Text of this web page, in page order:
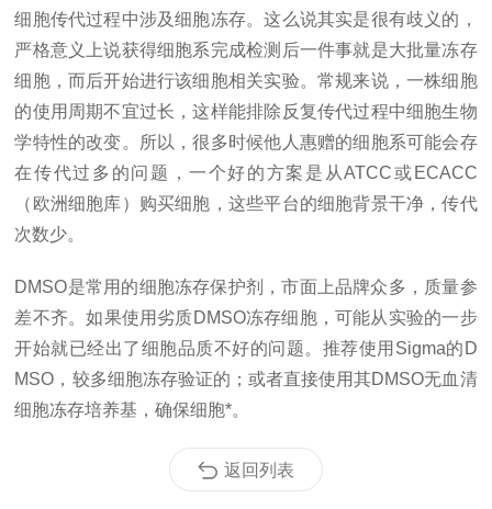
细胞传代过程中涉及细胞冻存。这么说其实是很有歧义的，
严格意义上说获得细胞系完成检测后一件事就是大批量冻存
细胞，而后开始进行该细胞相关实验。常规来说，一株细胞
的使用周期不宜过长，这样能排除反复传代过程中细胞生物
学特性的改变。所以，很多时候他人惠赠的细胞系可能会存
在传代过多的问题，一个好的方案是从ATCC或ECACC
（欧洲细胞库）购买细胞，这些平台的细胞背景干净，传代
次数少。
DMSO是常用的细胞冻存保护剂，市面上品牌众多，质量参
差不齐。如果使用劣质DMSO冻存细胞，可能从实验的一步
开始就已经出了细胞品质不好的问题。推荐使用Sigma的D
MSO，较多细胞冻存验证的；或者直接使用其DMSO无血清
细胞冻存培养基，确保细胞*。
返回列表